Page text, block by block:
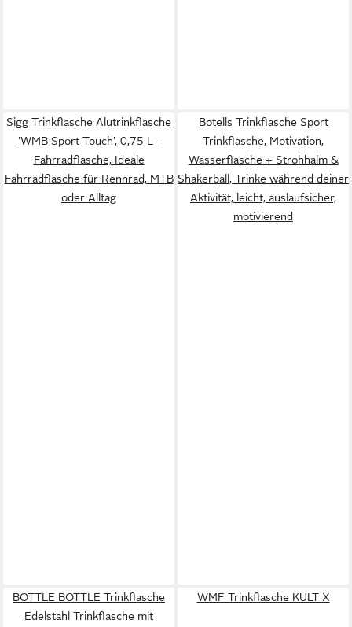
Sigg Trinkflasche Alutrinkflasche
'WMB Sport Touch', 0,75 L -
Fahrradflasche, Ideale
Fahrradflasche für Rennrad, MTB
oder Alltag
Botells Trinkflasche Sport
Trinkflasche, Motivation,
Wasserflasche + Strohhalm &
Shakerball, Trinke während deiner
Aktivität, leicht, auslaufsicher,
motivierend
BOTTLE BOTTLE Trinkflasche
Edelstahl Trinkflasche mit
WMF Trinkflasche KULT X